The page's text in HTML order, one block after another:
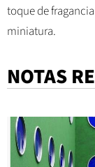
toque de
miniatura.
NOTAS